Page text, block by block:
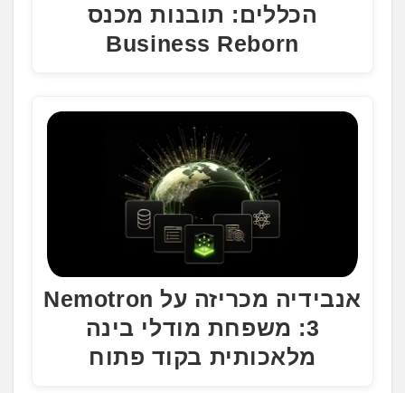
הכללים: תובנות מכנס
Business Reborn
אנבידיה מכריזה על Nemotron
3: משפחת מודלי בינה
מלאכותית בקוד פתוח